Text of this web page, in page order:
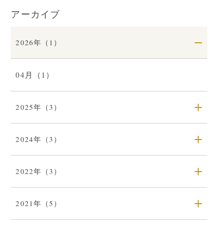
アーカイブ
2026年（1）
04月（1）
2025年（3）
2024年（3）
2022年（3）
2021年（5）